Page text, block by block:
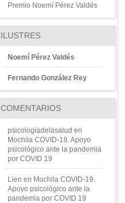
Premio Noemí Pérez Valdés
ILUSTRES
Noemí Pérez Valdés
Fernando González Rey
COMENTARIOS
psicologiadelasalud en
Mochila COVID-19. Apoyo
psicológico ante la pandemia
por COVID 19
Lien en Mochila COVID-19.
Apoyo psicológico ante la
pandemia por COVID 19